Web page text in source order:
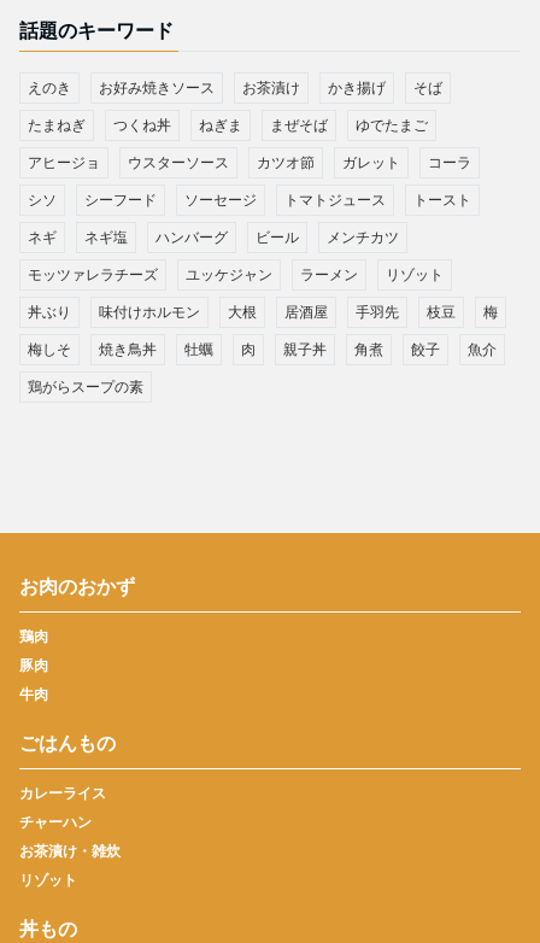
話題のキーワード
えのき お好み焼きソース お茶漬け かき揚げ そば
たまねぎ つくね丼 ねぎま まぜそば ゆでたまご
アヒージョ ウスターソース カツオ節 ガレット コーラ
シソ シーフード ソーセージ トマトジュース トースト
ネギ ネギ塩 ハンバーグ ビール メンチカツ
モッツァレラチーズ ユッケジャン ラーメン リゾット
丼ぶり 味付けホルモン 大根 居酒屋 手羽先 枝豆 梅
梅しそ 焼き鳥丼 牡蠣 肉 親子丼 角煮 餃子 魚介
鶏がらスープの素
お肉のおかず
鶏肉
豚肉
牛肉
ごはんもの
カレーライス
チャーハン
お茶漬け・雑炊
リゾット
丼もの